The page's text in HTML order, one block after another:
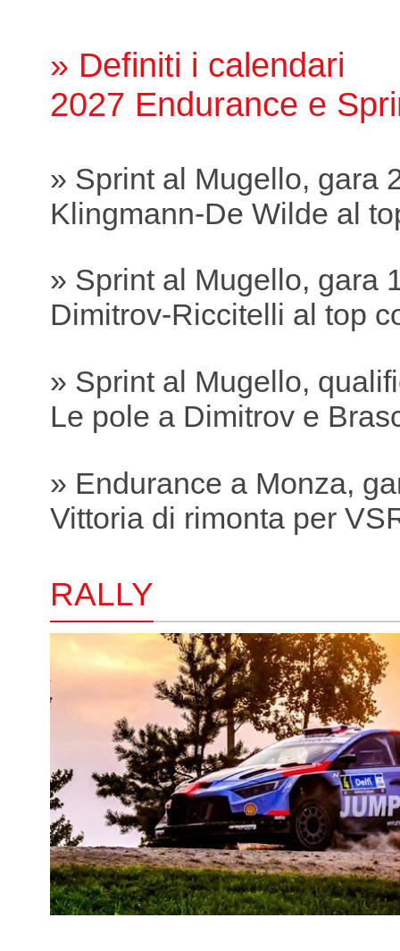
» Definiti i calendari
2027 Endurance e
» Sprint al Mugello, gara
Klingmann-De Wilde al
» Sprint al Mugello, gara
Dimitrov-Riccitelli al top
» Sprint al Mugello,
Le pole a Dimitrov e
» Endurance a Monza,
Vittoria di rimonta per
RALLY